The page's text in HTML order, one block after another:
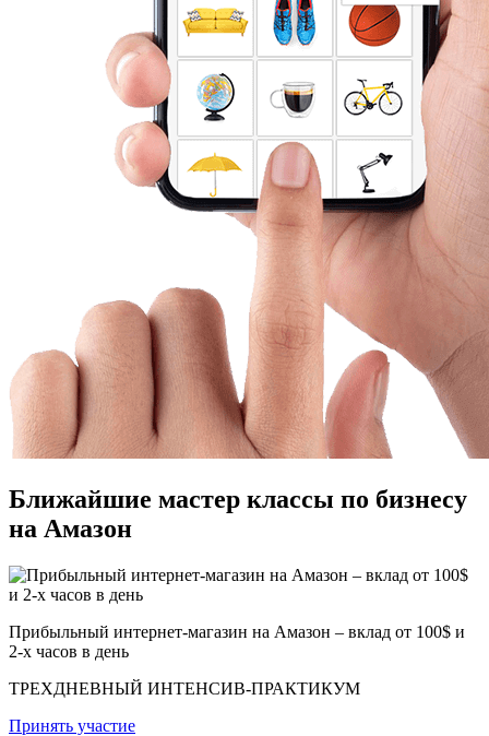
Ближайшие мастер классы по бизнесу
на Амазон
Прибыльный интернет-магазин на Амазон – вклад от 100$ и
2-х часов в день
ТРЕХДНЕВНЫЙ ИНТЕНСИВ-ПРАКТИКУМ
Принять участие